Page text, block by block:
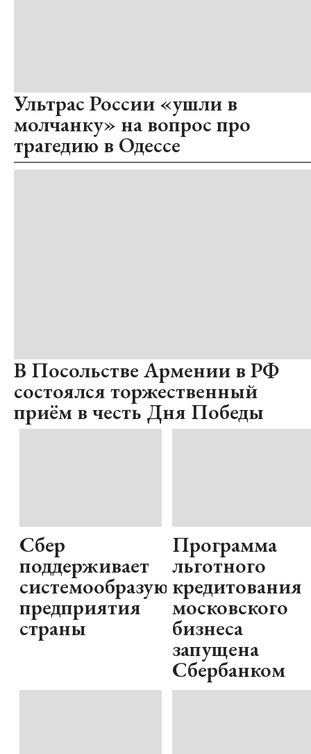
Ультрас России «ушли в
молчанку» на вопрос про
трагедию в Одессе
В Посольстве Армении в РФ
состоялся торжественный
приём в честь Дня Победы
Сбер
поддерживает
системообразующие
предприятия
страны
Программа
льготного
кредитования
московского
бизнеса
запущена
Сбербанком